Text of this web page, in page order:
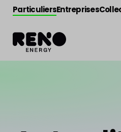
ParticuliersEntreprises